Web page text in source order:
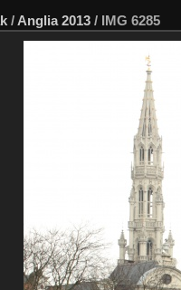
/ Anglia 2013 / IMG 6285